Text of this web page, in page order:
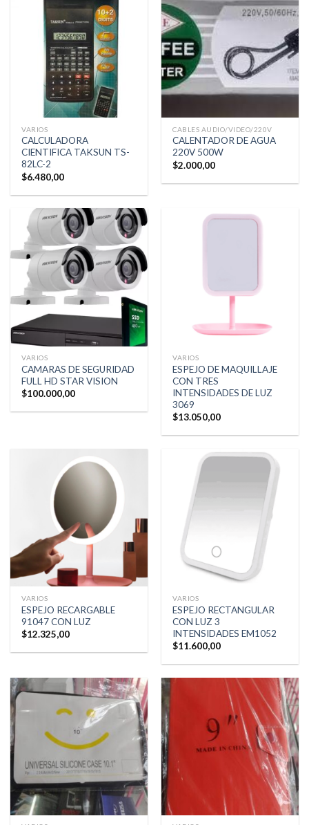
VARIOS
CALCULADORA
CIENTIFICA TAKSUN TS-
82LC-2
$6.480,00
CABLES AUDIO/VIDEO/220V
CALENTADOR DE AGUA
220V 500W
$2.000,00
VARIOS
CAMARAS DE SEGURIDAD
FULL HD STAR VISION
$100.000,00
VARIOS
ESPEJO DE MAQUILLAJE
CON TRES
INTENSIDADES DE LUZ
3069
$13.050,00
VARIOS
ESPEJO RECARGABLE
91047 CON LUZ
$12.325,00
VARIOS
ESPEJO RECTANGULAR
CON LUZ 3
INTENSIDADES EM1052
$11.600,00